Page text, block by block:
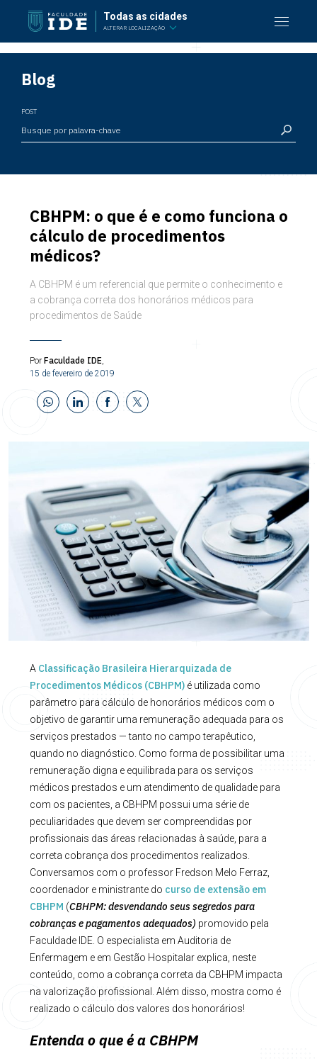
Todas as cidades
ALTERAR LOCALIZAÇÃO
Blog
POST
CBHPM: o que é e como funciona o
cálculo de procedimentos
médicos?
A CBHPM é um referencial que permite o conhecimento e
a cobrança correta dos honorários médicos para
procedimentos de Saúde
Por Faculdade IDE,
15 de fevereiro de 2019
A Classificação Brasileira Hierarquizada de
Procedimentos Médicos (CBHPM)é utilizada como
parâmetro para cálculo de honorários médicos com o
objetivo de garantir uma remuneração adequada para os
serviços prestados — tanto no campo terapêutico,
quando no diagnóstico. Como forma de possibilitar uma
remuneração digna e equilibrada para os serviços
médicos prestados e um atendimento de qualidade para
com os pacientes, a CBHPM possui uma série de
peculiaridades que devem ser compreendidas por
profissionais das áreas relacionadas à saúde, para a
correta cobrança dos procedimentos realizados.
Conversamos com o professor Fredson Melo Ferraz,
coordenador e ministrante do curso de extensão em
CBHPM (CBHPM: desvendando seus segredos para
cobranças e pagamentos adequados) promovido pela
Faculdade IDE. O especialista em Auditoria de
Enfermagem e em Gestão Hospitalar explica, neste
conteúdo, como a cobrança correta da CBHPM impacta
na valorização profissional. Além disso, mostra como é
realizado o cálculo dos valores dos honorários!
Entenda o que é a CBHPM